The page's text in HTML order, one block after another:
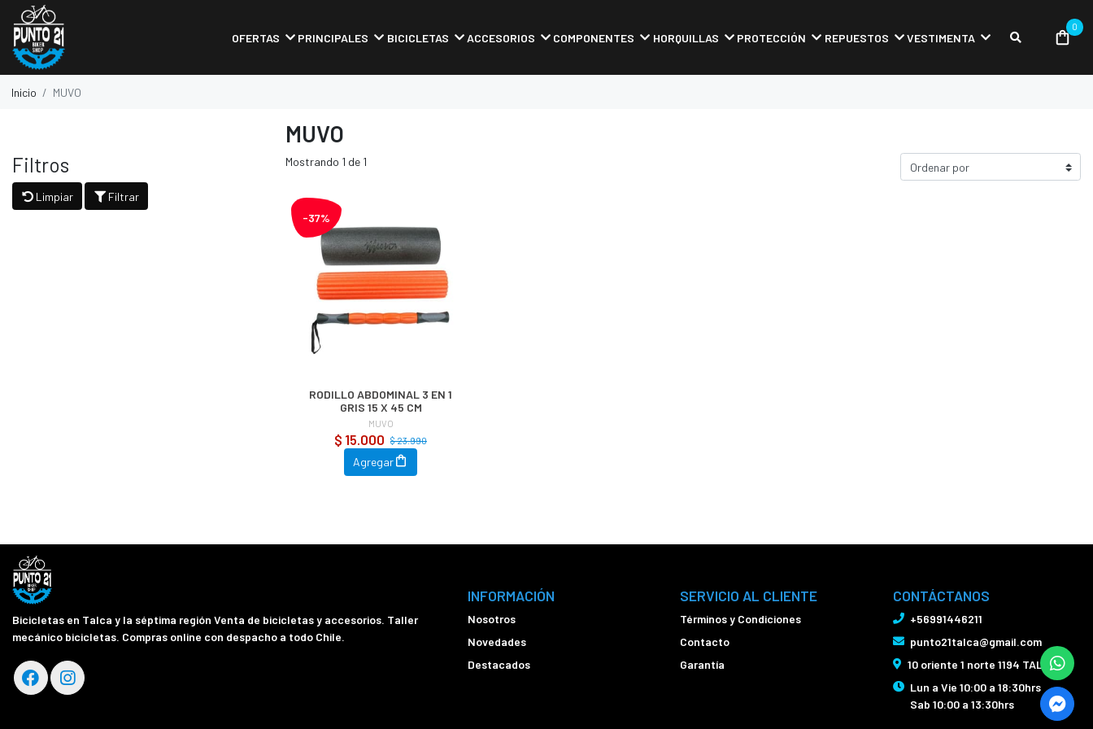
OFERTAS PRINCIPALES BICICLETAS ACCESORIOS COMPONENTES HORQUILLAS PROTECCIÓN REPUESTOS VESTIMENTA
0
Inicio MUVO
MUVO
Filtros
Limpiar Filtrar
Mostrando 1 de 1
-37%
RODILLO ABDOMINAL 3 EN 1
GRIS 15 X 45 CM
MUVO
$ 23.990
$ 15.000
Agregar
Bicicletas en Talca y la séptima región Venta de bicicletas y accesorios. Taller
mecánico bicicletas. Compras online con despacho a todo Chile.
INFORMACIÓN
Nosotros
Novedades
Destacados
SERVICIO AL CLIENTE
Términos y Condiciones
Contacto
Garantía
CONTÁCTANOS
+56991446211
punto21talca@gmail.com
10 oriente 1 norte 1194 TALCA
Lun a Vie 10:00 a 18:30hrs
Sab 10:00 a 13:30hrs